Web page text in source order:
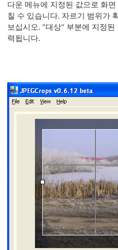
다운 메뉴에 지정된 값으로 화
칠 수 있습니다. 자르기 범위가
보십시오. "대상" 부분에 지정
력됩니다.